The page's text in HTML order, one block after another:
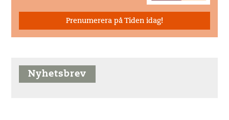
Prenumerera på Tiden idag!
Nyhetsbrev